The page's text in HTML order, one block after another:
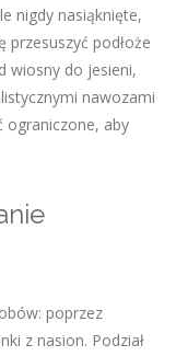
nigdy nasiąknięte,
podłoże
wiosny do jesieni,
nawozami
ograniczone, aby
poprzez
z nasion. Podział